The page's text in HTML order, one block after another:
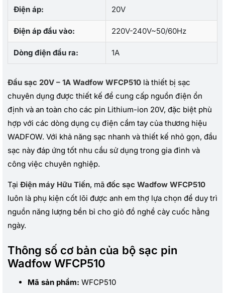
Điện áp: 20V
Điện áp đầu vào: 220V-240V~50/60Hz
Dòng điện đầu ra: 1A
Đầu sạc 20V – 1A Wadfow WFCP510 là thiết bị sạc
chuyên dụng được thiết kế để cung cấp nguồn điện ổn
định và an toàn cho các pin Lithium-ion 20V, đặc biệt phù
hợp với các dòng dụng cụ điện cầm tay của thương hiệu
WADFOW. Với khả năng sạc nhanh và thiết kế nhỏ gọn, đầu
sạc này đáp ứng tốt nhu cầu sử dụng trong gia đình và
công việc chuyên nghiệp.
Tại Điện máy Hữu Tiến, mã đốc sạc Wadfow WFCP510
luôn là phụ kiện cốt lõi được anh em thợ lựa chọn để duy trì
nguồn năng lượng bền bỉ cho giỏ đồ nghề cày cuốc hằng
ngày.
Thông số cơ bản của bộ sạc pin
Wadfow WFCP510
Mã sản phẩm: WFCP510